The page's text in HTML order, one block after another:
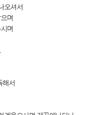
오셔서
며
며
해서